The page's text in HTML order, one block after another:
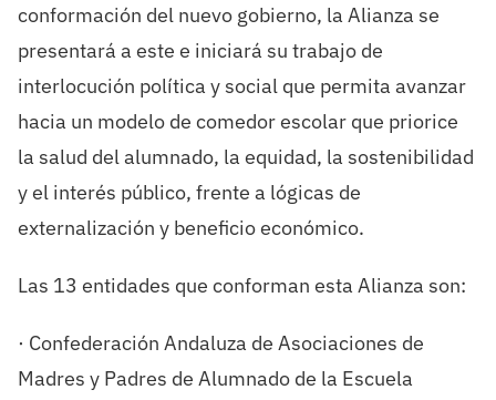
conformación del nuevo gobierno, la Alianza se
presentará a este e iniciará su trabajo de
interlocución política y social que permita avanzar
hacia un modelo de comedor escolar que priorice
la salud del alumnado, la equidad, la sostenibilidad
y el interés público, frente a lógicas de
externalización y beneficio económico.
Las 13 entidades que conforman esta Alianza son:
· Confederación Andaluza de Asociaciones de
Madres y Padres de Alumnado de la Escuela